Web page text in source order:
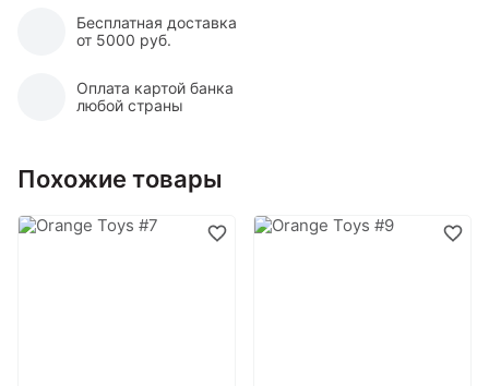
Бесплатная доставка
от 5000 руб.
Оплата картой банка
любой страны
Похожие товары